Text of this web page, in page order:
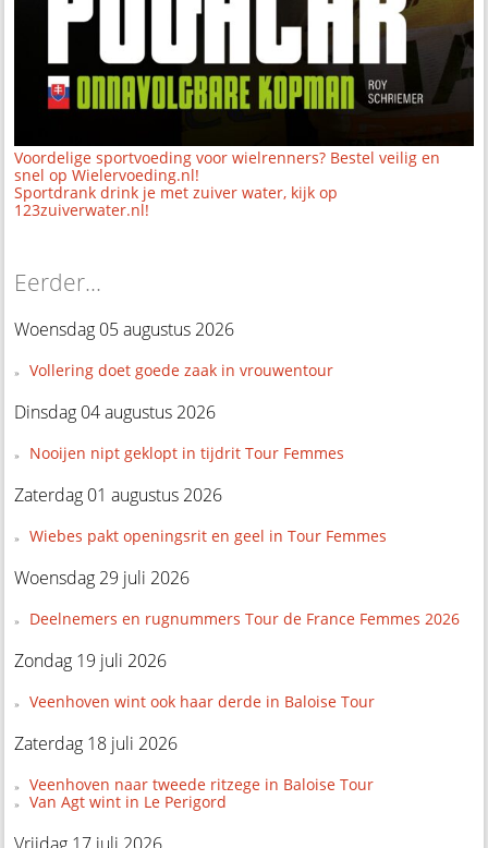
Voordelige sportvoeding voor wielrenners? Bestel veilig en
snel op Wielervoeding.nl!
Sportdrank drink je met zuiver water, kijk op
123zuiverwater.nl!
Eerder...
Woensdag 05 augustus 2026
Vollering doet goede zaak in vrouwentour
Dinsdag 04 augustus 2026
Nooijen nipt geklopt in tijdrit Tour Femmes
Zaterdag 01 augustus 2026
Wiebes pakt openingsrit en geel in Tour Femmes
Woensdag 29 juli 2026
Deelnemers en rugnummers Tour de France Femmes 2026
Zondag 19 juli 2026
Veenhoven wint ook haar derde in Baloise Tour
Zaterdag 18 juli 2026
Veenhoven naar tweede ritzege in Baloise Tour
Van Agt wint in Le Perigord